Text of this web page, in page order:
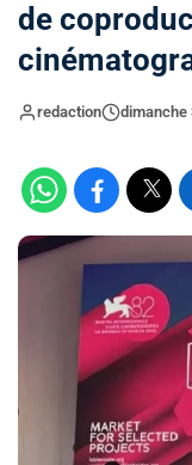
de
redaction dimanche